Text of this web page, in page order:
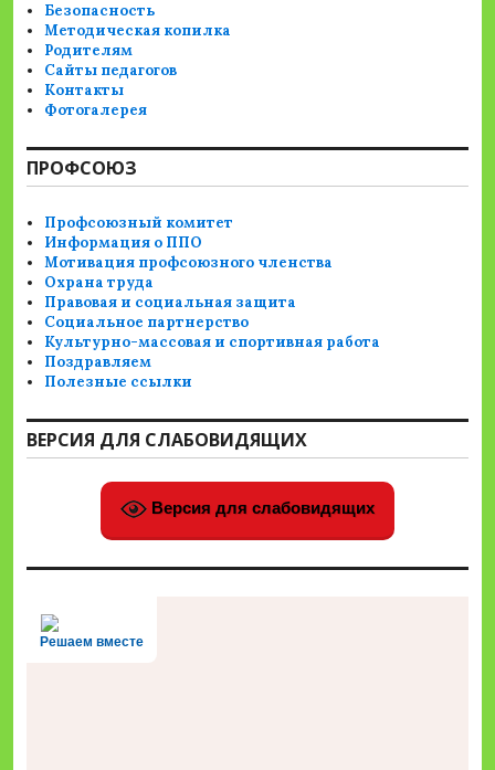
Безопасность
Методическая копилка
Родителям
Сайты педагогов
Контакты
Фотогалерея
ПРОФСОЮЗ
Профсоюзный комитет
Информация о ППО
Мотивация профсоюзного членства
Охрана труда
Правовая и социальная защита
Социальное партнерство
Культурно-массовая и спортивная работа
Поздравляем
Полезные ссылки
ВЕРСИЯ ДЛЯ СЛАБОВИДЯЩИХ
Версия для слабовидящих
Решаем вместе